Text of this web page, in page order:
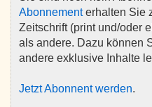
Abonnementerhalten Sie
Zeitschrift (print und/oder
als andere. Dazu können
andere exklusive Inhalte
Jetzt Abonnent werden.